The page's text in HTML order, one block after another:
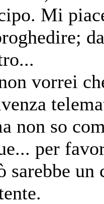
Mi
vorrei
non so
per
sarebbe